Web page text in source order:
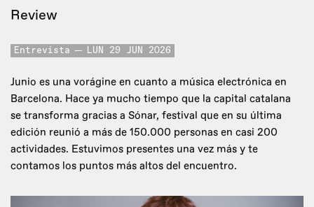
Review
Entrevista LUN 29 JUN 2026
Junio es una vorágine en cuanto a música electrónica en
Barcelona. Hace ya mucho tiempo que la capital catalana
se transforma gracias a Sónar, festival que en su última
edición reunió a más de 150.000 personas en casi 200
actividades. Estuvimos presentes una vez más y te
contamos los puntos más altos del encuentro.